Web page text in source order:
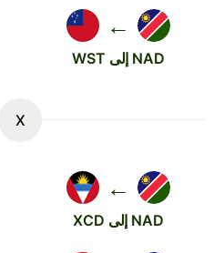
←
NAD إلى WST
X
←
NAD إلى XCD